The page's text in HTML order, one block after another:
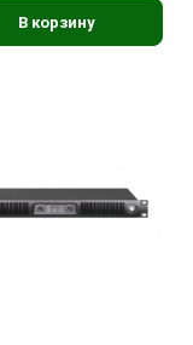
В корзину